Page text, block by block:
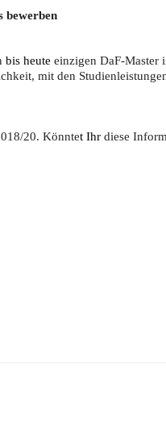
bewerben
bis heute einzigen DaF-Master
mit den
20. Könntet Ihr diese